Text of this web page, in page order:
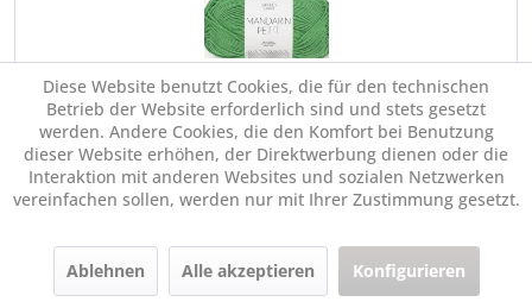
SANDNES Mandarin Petit 8236 Jelly Bean Green #
Im Set: € 6,00 *
Diese Website benutzt Cookies, die für den technischen
Betrieb der Website erforderlich sind und stets gesetzt
werden. Andere Cookies, die den Komfort bei Benutzung
dieser Website erhöhen, der Direktwerbung dienen oder die
Interaktion mit anderen Websites und sozialen Netzwerken
vereinfachen sollen, werden nur mit Ihrer Zustimmung gesetzt.
Ablehnen Alle akzeptieren Konfigurieren